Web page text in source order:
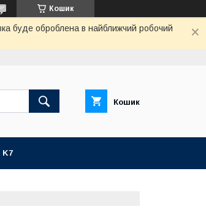
Кошик
буде оброблена в найближчий робочий
Кошик